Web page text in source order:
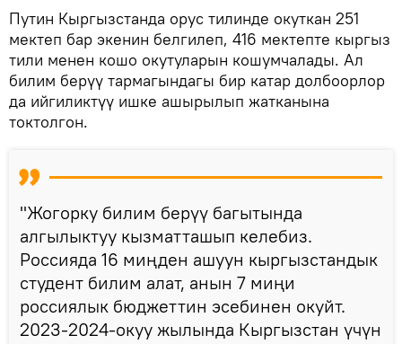
Путин Кыргызстанда орус тилинде окуткан 251
мектеп бар экенин белгилеп, 416 мектепте кыргыз
тили менен кошо окутуларын кошумчалады. Ал
билим берүү тармагындагы бир катар долбоорлор
да ийгиликтүү ишке ашырылып жатканына
токтолгон.
"Жогорку билим берүү багытында
алгылыктуу кызматташып келебиз.
Россияда 16 миңден ашуун кыргызстандык
студент билим алат, анын 7 миңи
россиялык бюджеттин эсебинен окуйт.
2023-2024-окуу жылында Кыргызстан үчүн